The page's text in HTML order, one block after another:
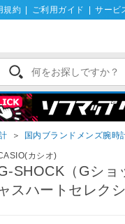
規約 ご利用ガイド サービ
＞ 国内ブランドメンズ腕時
カシオ)
SHOCK（Gショ
ャスハートセレク